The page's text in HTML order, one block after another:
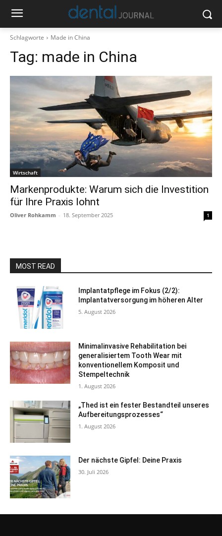
Schlagworte Made in China
Tag: made in China
Wirtschaft
Markenprodukte: Warum sich die Investition
für Ihre Praxis lohnt
Oliver Rohkamm - 18. September 2025 1
MOST READ
Implantatpflege im Fokus (2/2):
Implantatversorgung im höheren Alter
5. August 2026
Minimalinvasive Rehabilitation bei
generalisiertem Tooth Wear mit
konventionellem Komposit und
Stempeltechnik
1. August 2026
„Thed ist ein fester Bestandteil unseres
Aufbereitungsprozesses“
1. August 2026
Der nächste Gipfel: Deine Praxis
30. Juli 2026